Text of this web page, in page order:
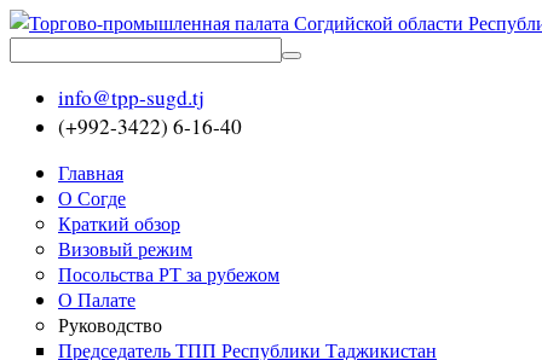
info@tpp-sugd.tj
(+992-3422) 6-16-40
Главная
О Согде
Краткий обзор
Визовый режим
Посольства РТ за рубежом
О Палате
Руководство
Председатель ТПП Республики Таджикистан